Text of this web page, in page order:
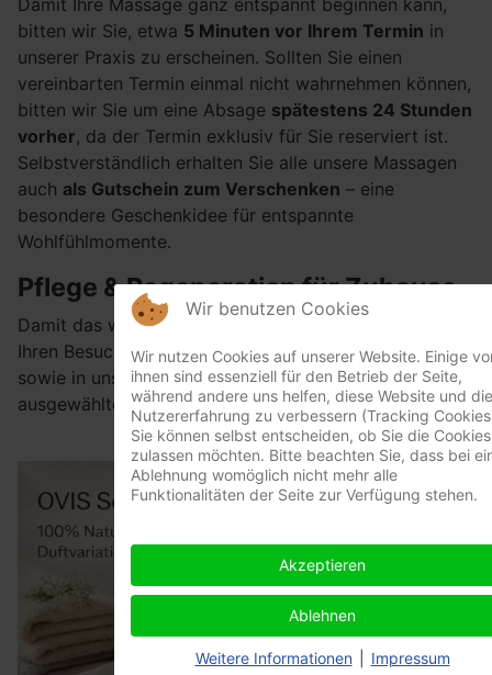
Damit Ihre Massage ganz entspannt beginnen kann,
bitten wir Sie, etwa 5 Minuten vor Ihrem Termin in
unserer Praxis zu erscheinen. Sollten Sie einen
vereinbarten Termin einmal nicht wahrnehmen können,
bitten wir Sie um eine Absage spätestens 24 Stunden
vorher, da der Termin exklusiv für Sie reserviert ist.
Selbstverständlich erhalten Sie alle unsere Massagen
auch als Gutschein zum Verschenken – eine
besondere Geschenkidee für entspannte
Wohlfühlmomente.
Pflege & Regeneration für Zuhause
Damit das wohltuende Gefühl Ihrer Massage auch über
Ihren Besuch hinaus anhält, finden Sie in unserer Praxis
sowie in unserem Onlineshop eine sorgfältig
ausgewählte Kollektion hochwertiger Pflegeprodukte.
Wir benutzen Cookies
Wir nutzen Cookies auf unserer Website. Einige
ihnen sind essenziell für den Betrieb der Seite,
während andere uns helfen, diese Website und die
Nutzererfahrung zu verbessern (Tracking
Sie können selbst entscheiden, ob Sie die Cookies
zulassen möchten. Bitte beachten Sie, dass bei
Ablehnung womöglich nicht mehr alle
Funktionalitäten der Seite zur Verfügung stehen.
Akzeptieren
Ablehnen
Weitere Informationen Impressum